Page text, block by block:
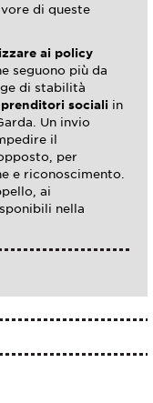
di queste
ai policy
seguono più da
di stabilità
sociali in
Un invio
il
per
e riconoscimento.
ai
nella